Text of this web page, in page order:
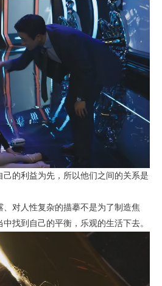
的利益为先，所以他们之间的关系是
对人性复杂的描摹不是为了制造焦
找到自己的平衡，乐观的生活下去。